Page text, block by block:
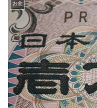
お金